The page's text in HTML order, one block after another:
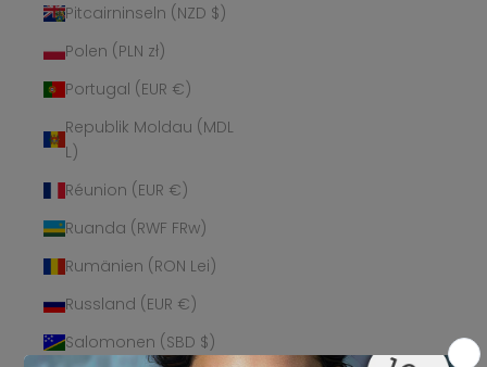
Pitcairninseln (NZD $)
Polen (PLN zł)
Portugal (EUR €)
Republik Moldau (MDL
L)
Réunion (EUR €)
Ruanda (RWF FRw)
Rumänien (RON Lei)
Russland (EUR €)
Salomonen (SBD $)